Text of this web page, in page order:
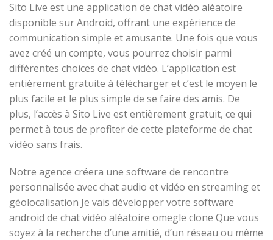
Sito Live est une application de chat vidéo aléatoire
disponible sur Android, offrant une expérience de
communication simple et amusante. Une fois que vous
avez créé un compte, vous pourrez choisir parmi
différentes choices de chat vidéo. L’application est
entièrement gratuite à télécharger et c’est le moyen le
plus facile et le plus simple de se faire des amis. De
plus, l’accès à Sito Live est entièrement gratuit, ce qui
permet à tous de profiter de cette plateforme de chat
vidéo sans frais.
Notre agence créera une software de rencontre
personnalisée avec chat audio et vidéo en streaming et
géolocalisation Je vais développer votre software
android de chat vidéo aléatoire omegle clone Que vous
soyez à la recherche d’une amitié, d’un réseau ou même